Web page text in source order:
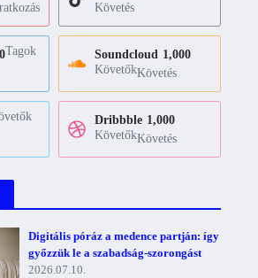
Követés
Tagok
Soundcloud 1,000
KövetőkKövetés
Dribbble 1,000
KövetőkKövetés
Digitális póráz a medence partján: így
győzzük le a szabadság-szorongást
2026.07.10.